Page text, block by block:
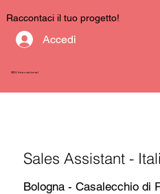
NDV International
Accedi
Raccontaci il tuo progetto!
Sales Assistant -
Bologna - Casalecchio di